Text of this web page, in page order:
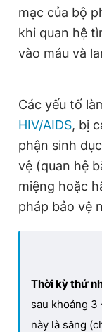
mạc của bộ
khi quan hệ
vào máu và
Các yếu tố
HIV/AIDS, bị
phận sinh
vệ (quan hệ
miệng hoặc
pháp bảo vệ
Thời kỳ thứ
sau khoảng
này là săng